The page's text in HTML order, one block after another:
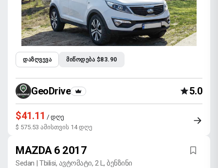
ᲓᲐᲖᲦᲕᲔᲕᲐ ᲛᲘᲬᲝᲓᲔᲑᲐ $83.90
GeoDrive 5.0
$41.11 / დღე
$ 575.53 ამისთვის 14 დღე
MAZDA 6 2017
Sedan | Tbilisi, ავტომატი, 2 L, ბენზინი